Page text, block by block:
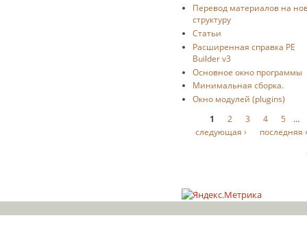
Перевод материалов на
структуру
Статьи
Расширенная справка PE
Builder v3
Основное окно программы
Минимальная сборка.
Окно модулей (plugins)
Страницы
1 2 3 4 5
…
следующая ›
последняя